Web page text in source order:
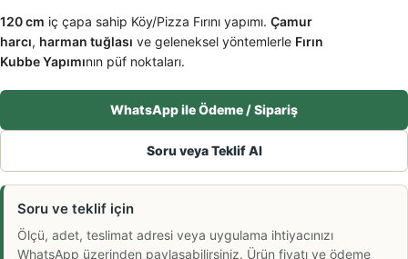
120 cm iç çapa sahip Köy/Pizza Fırını yapımı. Çamur
harcı, harman tuğlası ve geleneksel yöntemlerle Fırın
Kubbe Yapımının püf noktaları.
WhatsApp ile Ödeme / Sipariş
Soru veya Teklif Al
Soru ve teklif için
Ölçü, adet, teslimat adresi veya uygulama ihtiyacınızı
WhatsApp üzerinden paylaşabilirsiniz. Ürün fiyatı ve ödeme